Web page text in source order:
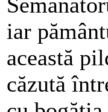
iar
această
căzută